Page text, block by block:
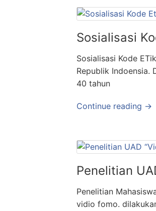
Sosialisasi
Sosialisasi Kode
Republik Indoensia.
40 tahun
Continue reading →
Penelitian
Penelitian
vidio fomo.